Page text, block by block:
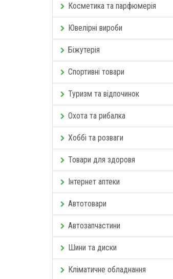
Косметика та парфюмерія
Ювелірні вироби
Біжутерія
Спортивні товари
Туризм та відпочинок
Охота та рибалка
Хоббі та розваги
Товари для здоровя
Інтернет аптеки
Автотовари
Автозапчастини
Шини та диски
Кліматичне обладнання